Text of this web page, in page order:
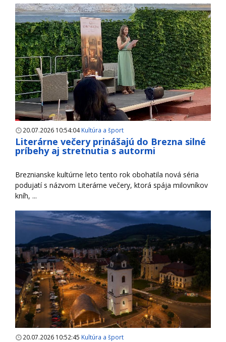
20.07.2026 10:54:04Kultúra a šport
Literárne večery prinášajú do Brezna silné
príbehy aj stretnutia s autormi
Breznianske kultúrne leto tento rok obohatila nová séria
podujatí s názvom Literárne večery, ktorá spája milovníkov
kníh, ...
20.07.2026 10:52:45 Kultúra a šport